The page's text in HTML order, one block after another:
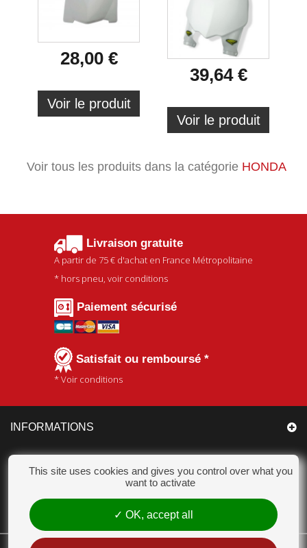
28,00 €
Voir le produit
39,64 €
Voir le produit
Voir tous les produits dans la catégorie HONDA
Livraison gratuite
A partir de 75 € d'achat en France Métropolitaine
* hors pneu, voir conditions
Paiement sécurisé
Satisfait ou remboursé *
* Voir conditions
INFORMATIONS
CATÉGORIES
MON COMPTE
This site uses cookies and gives you control over what you
want to activate
OK, accept all